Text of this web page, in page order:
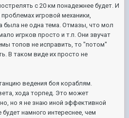
с 20 км понадежнее будет. И
игровой механики,
была не одна тема. Отмазы, что мол
игрков просто и т.п. Они звучат
топов не исправить, то "потом"
В таком виде их просто не
ведения боя кораблям.
хода торпед. Это может
но я не знаю иной эффективной
намного интереснее, чем